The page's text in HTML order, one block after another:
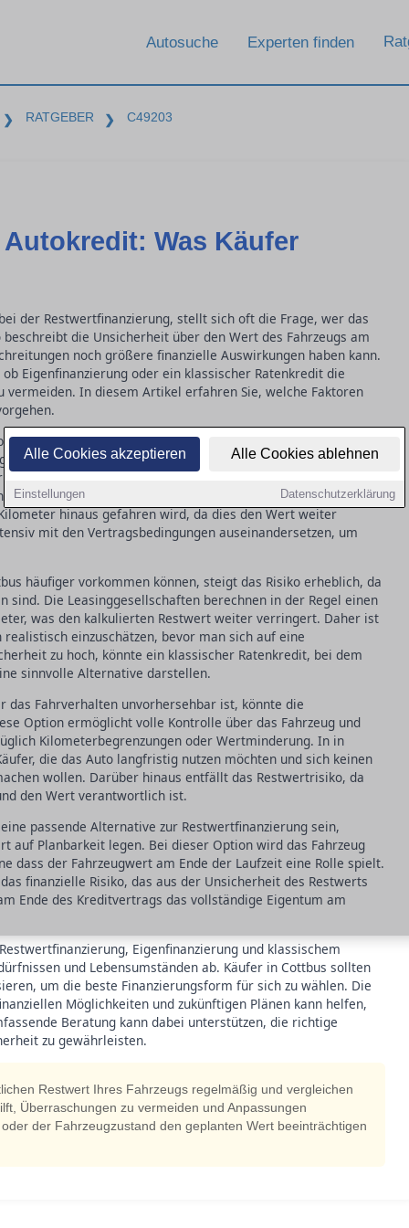
Alle Cookies akzeptieren Alle Cookies ablehnen
Einstellungen Datenschutzerklärung
Autosuche Experten finden
❯ RATGEBER ❯ C49203
Was Käufer
der Restwertfinanzierung, stellt sich oft die Frage, wer das
die Unsicherheit über den Wert des Fahrzeugs am
noch größere finanzielle Auswirkungen haben kann.
Eigenfinanzierung oder ein klassischer Ratenkredit die
In diesem Artikel erfahren Sie, welche Faktoren
immer beliebter wird, bezieht sich auf ein spezielles
Wert eines Fahrzeugs am Ende der Laufzeit eine zentrale
Restwertrisiko, das entsteht, wenn der tatsächliche
Dies kann besonders problematisch werden,
hinaus gefahren wird, da dies den Wert weiter
mit den Vertragsbedingungen auseinandersetzen, um
häufiger vorkommen können, steigt das Risiko erheblich, da
sind. Die Leasinggesellschaften berechnen in der Regel einen
was den kalkulierten Restwert weiter verringert. Daher ist
einzuschätzen, bevor man sich auf eine
zu hoch, könnte ein klassischer Ratenkredit, bei dem
sinnvolle Alternative darstellen.
das Fahrverhalten unvorhersehbar ist, könnte die
Option ermöglicht volle Kontrolle über das Fahrzeug und
Kilometerbegrenzungen oder Wertminderung. In in
die das Auto langfristig nutzen möchten und sich keinen
wollen. Darüber hinaus entfällt das Restwertrisiko, da
den Wert verantwortlich ist.
passende Alternative zur Restwertfinanzierung sein,
auf Planbarkeit legen. Bei dieser Option wird das Fahrzeug
dass der Fahrzeugwert am Ende der Laufzeit eine Rolle spielt.
finanzielle Risiko, das aus der Unsicherheit des Restwerts
Ende des Kreditvertrags das vollständige Eigentum am
Eigenfinanzierung und klassischem
und Lebensumständen ab. Käufer in Cottbus sollten
um die beste Finanzierungsform für sich zu wählen. Die
Möglichkeiten und zukünftigen Plänen kann helfen,
Beratung kann dabei unterstützen, die richtige
zu gewährleisten.
Restwert Ihres Fahrzeugs regelmäßig und vergleichen
Überraschungen zu vermeiden und Anpassungen
der Fahrzeugzustand den geplanten Wert beeinträchtigen